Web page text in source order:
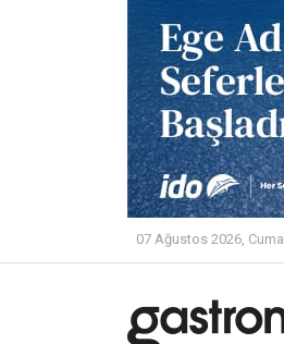
07 Ağustos 2026, Cuma